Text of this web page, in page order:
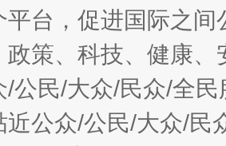
平台，促进国际之
政策、科技、健康
/公民/大众/民众/全
近公众/公民/大众/民